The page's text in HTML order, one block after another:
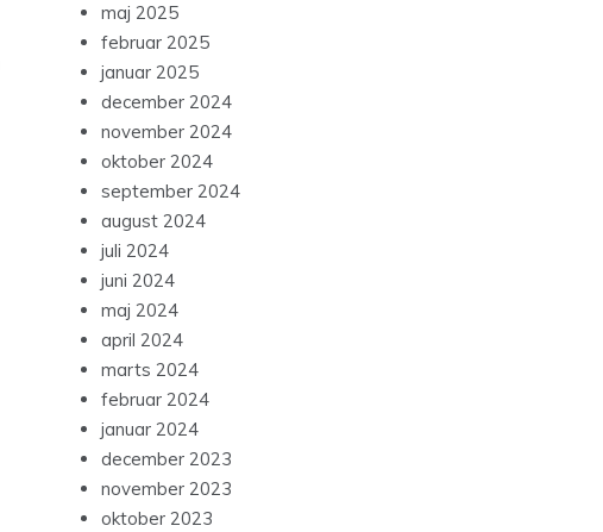
maj 2025
februar 2025
januar 2025
december 2024
november 2024
oktober 2024
september 2024
august 2024
juli 2024
juni 2024
maj 2024
april 2024
marts 2024
februar 2024
januar 2024
december 2023
november 2023
oktober 2023